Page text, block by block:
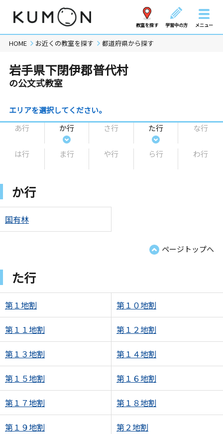
教室を探す 学習中の方 メニュー
HOME お近くの教室を探す 都道府県から探す
岩手県下閉伊郡普代村
の公文式教室
エリアを選択してください。
あ行
か行 さ行 た行 な行
は行 ま行 や行 ら行 わ行
か行
国有林
ページトップへ
た行
第１地割 第１０地割
第１１地割 第１２地割
第１３地割 第１４地割
第１５地割 第１６地割
第１７地割 第１８地割
第１９地割 第２地割